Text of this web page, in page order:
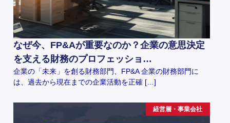
なぜ今、FP&Aが重要なのか？企業の意思決定
を支える財務のプロフェッショ…
企業の「未来」を創る財務部門、FP&A 企業の財務部門に
は、過去から現在までの企業活動を正確 […]
経営層・事業会社